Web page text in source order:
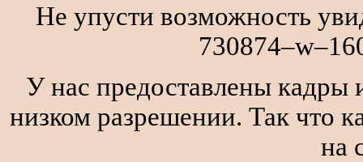
Не упусти возможность
У нас предоставлены кадры
низком разрешении. Так что
на